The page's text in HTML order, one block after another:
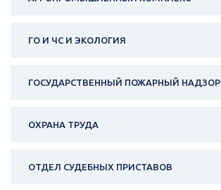
ГО И ЧС И ЭКОЛОГИЯ
ГОСУДАРСТВЕННЫЙ ПОЖАРНЫЙ НАДЗОР
ОХРАНА ТРУДА
ОТДЕЛ СУДЕБНЫХ ПРИСТАВОВ